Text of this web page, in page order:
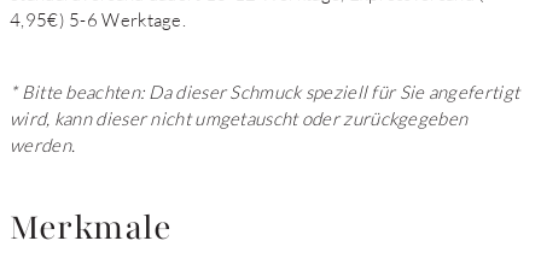
4,95€) 5-6 Werktage.
* Bitte beachten: Da dieser Schmuck speziell für Sie angefertigt
wird, kann dieser nicht umgetauscht oder zurückgegeben
werden.
Merkmale